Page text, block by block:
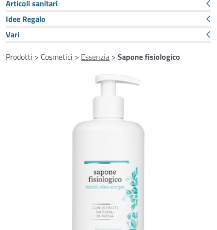
Articoli sanitari
Idee Regalo
Vari
Prodotti > Cosmetici > Essenzia > Sapone fisiologico